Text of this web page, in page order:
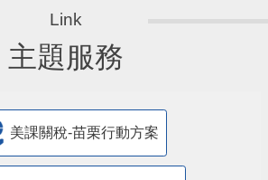
主題服務
美課關稅-苗栗行動方案